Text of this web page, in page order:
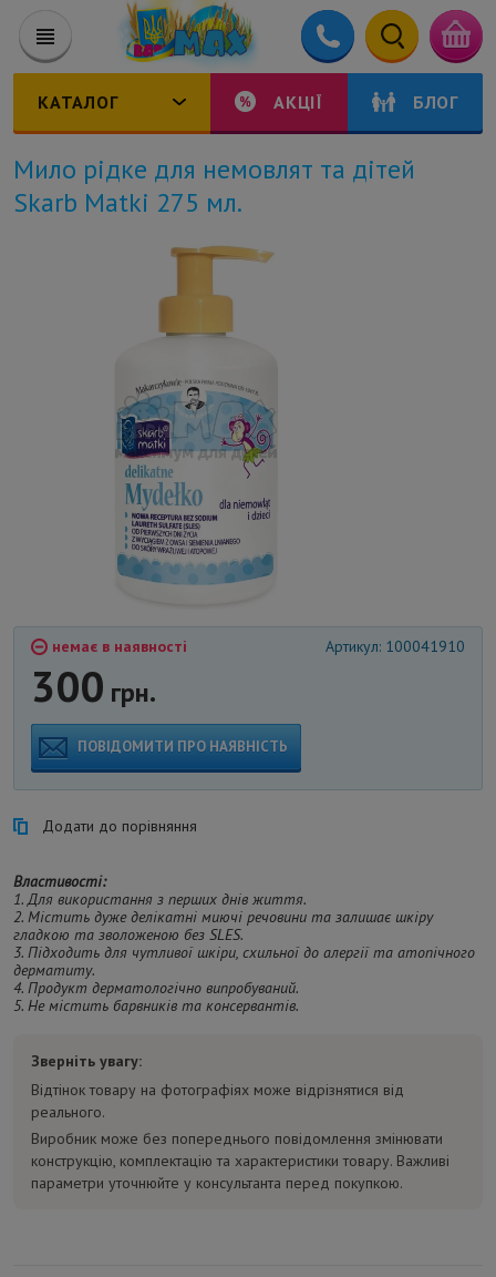
КАТАЛОГ АКЦІЇ БЛОГ
Мило рідке для немовлят та дітей
Skarb Matki 275 мл.
немає в наявності Артикул: 100041910
300 грн.
ПОВІДОМИТИ ПРО НАЯВНІСТЬ
Додати до порівняння
Властивості:
1. Для використання з перших днів життя.
2. Містить дуже делікатні миючі речовини та залишає шкіру
гладкою та зволоженою без SLES.
3. Підходить для чутливої ​​шкіри, схильної до алергії та атопічного
дерматиту.
4. Продукт дерматологічно випробуваний.
5. Не містить барвників та консервантів.
Зверніть увагу:
Відтінок товару на фотографіях може відрізнятися від
реального.
Виробник може без попереднього повідомлення змінювати
конструкцію, комплектацію та характеристики товару. Важливі
параметри уточнюйте у консультанта перед покупкою.